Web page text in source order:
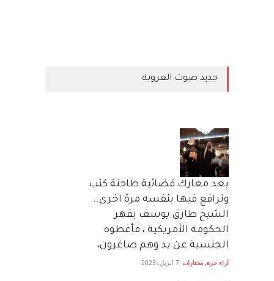
جديد صوت العروبة
بعد معارك قضائية طاحنة كتب
وترافع فيها بنفسه مرة اخرى..
الشيخ طارق يوسف يقهر
الحكومة الأمريكية ، فأعطوه
الجنسية عن يد وهم صاغرون،
آراء حرة, مختارات 7 أبريل، 2023